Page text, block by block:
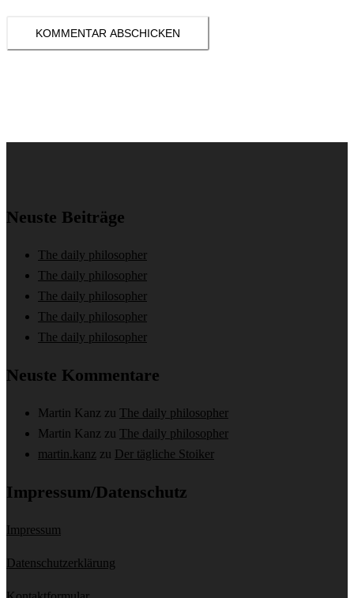
Neuste Beiträge
The daily philosopher
The daily philosopher
The daily philosopher
The daily philosopher
The daily philosopher
Neuste Kommentare
Martin Kanz zu The daily philosopher
Martin Kanz zu The daily philosopher
martin.kanz zu Der tägliche Stoiker
Impressum/Datenschutz
Impressum
Datenschutzerklärung